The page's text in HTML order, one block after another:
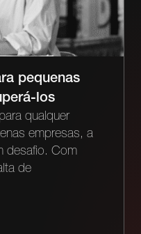
pequenas
los
qualquer
empresas, a
desafio. Com
de